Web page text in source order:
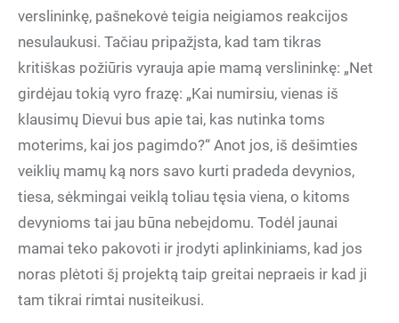
verslininkę, pašnekovė teigia neigiamos reakcijos
nesulaukusi. Tačiau pripažįsta, kad tam tikras
kritiškas požiūris vyrauja apie mamą verslininkę: „Net
girdėjau tokią vyro frazę: „Kai numirsiu, vienas iš
klausimų Dievui bus apie tai, kas nutinka toms
moterims, kai jos pagimdo?“ Anot jos, iš dešimties
veiklių mamų ką nors savo kurti pradeda devynios,
tiesa, sėkmingai veiklą toliau tęsia viena, o kitoms
devynioms tai jau būna nebeįdomu. Todėl jaunai
mamai teko pakovoti ir įrodyti aplinkiniams, kad jos
noras plėtoti šį projektą taip greitai nepraeis ir kad ji
tam tikrai rimtai nusiteikusi.